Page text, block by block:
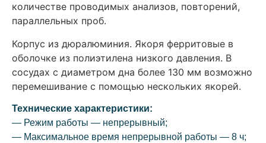
количестве проводимых анализов, повторений,
параллельных проб.
Корпус из дюралюминия. Якоря ферритовые в
оболочке из полиэтилена низкого давления. В
сосудах с диаметром дна более 130 мм возможно
перемешивание с помощью нескольких якорей.
Технические характеристики:
— Режим pаботы — непрерывный;
— Максимальное время непрерывной работы — 8 ч;